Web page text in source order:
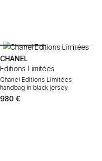
CHANEL
Editions Limitées
Chanel Editions Limitées
handbag in black jersey
980 €